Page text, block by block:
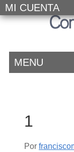
MI CUENTA
MENU
1
Por